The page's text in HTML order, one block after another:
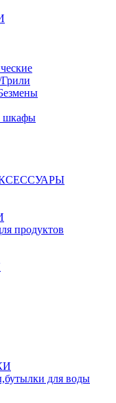
шкафы
продуктов
для воды